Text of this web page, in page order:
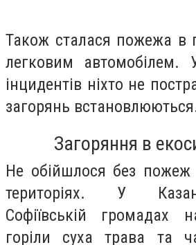
Також сталася пожежа в
легковим автомобілем.
інцидентів ніхто не
загорянь
Загоряння в
Не обійшлося без пожеж
територіях. У
Софіївській громадах
горіли суха трава та